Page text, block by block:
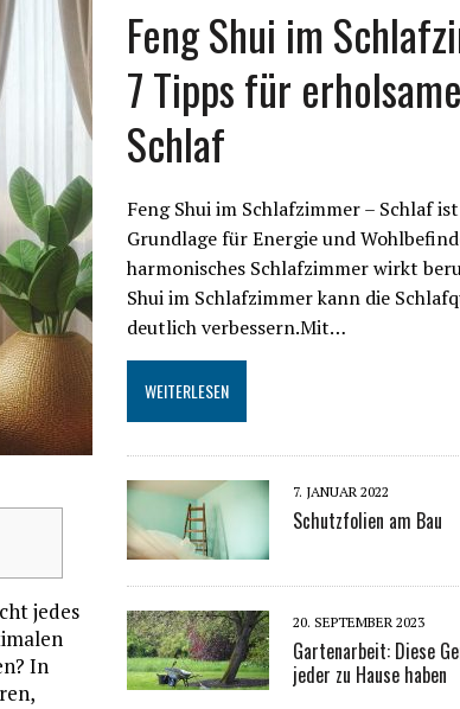
jedes
In
Feng Shui im
7 Tipps für
Schlaf
Feng Shui im Schlafzimmer – Schlaf
Grundlage für Energie und
harmonisches Schlafzimmer wirkt
Shui im Schlafzimmer kann die
deutlich verbessern.Mit…
WEITERLESEN
7. JANUAR 2022
Schutzfolien am Bau
20. SEPTEMBER 2023
Gartenarbeit: Diese
jeder zu Hause haben